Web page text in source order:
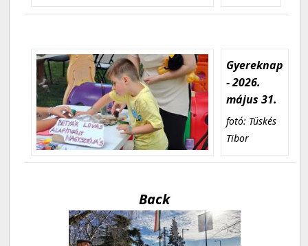
Gyereknap
- 2026.
május 31.
fotó: Tüskés
Tibor
Back